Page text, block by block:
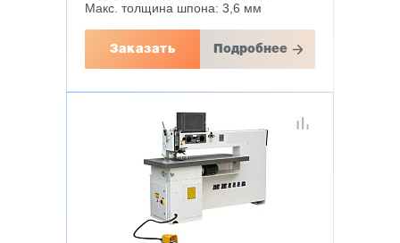
Макс. толщина шпона: 3,6 мм
Заказать Подробнее